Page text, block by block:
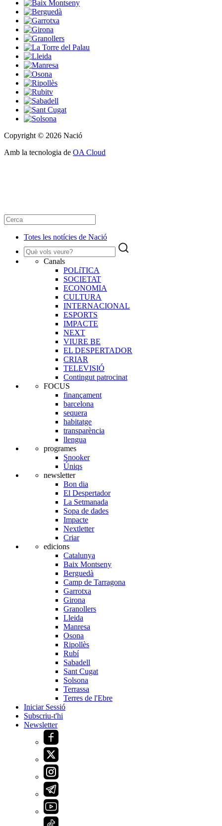
Copyright © 2026 Nació
Amb la tecnologia de OA Cloud
Totes les notícies de Nació
Canals
POLíTICA
SOCIETAT
ECONOMIA
CULTURA
INTERNACIONAL
ESPORTS
IMPACTE
NEXT
VIURE BE
EL DESPERTADOR
CRIAR
TELEVISIÓ
Contingut patrocinat
FOCUS
finançament
barcelona
sequera
habitatge
transparència
llengua
programes
Snooker
Úniqs
newsletter
Bon dia
El Despertador
La Setmanada
Sopa de dades
Impacte
Nextletter
Criar
edicions
Catalunya
Baix Montseny
Berguedà
Camp de Tarragona
Garrotxa
Girona
Granollers
Lleida
Manresa
Osona
Ripollès
Rubí
Sabadell
Sant Cugat
Solsona
Terrassa
Terres de l'Ebre
Iniciar Sessió
Subscriu-t'hi
Newsletter